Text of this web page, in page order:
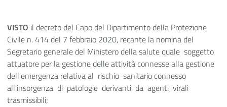
VISTO il decreto del Capo del Dipartimento della Protezione
Civile n. 414 del 7 febbraio 2020, recante la nomina del
Segretario generale del Ministero della salute quale soggetto
attuatore per la gestione delle attività connesse alla gestione
dell'emergenza relativa al rischio sanitario connesso
all'insorgenza di patologie derivanti da agenti virali
trasmissibili;